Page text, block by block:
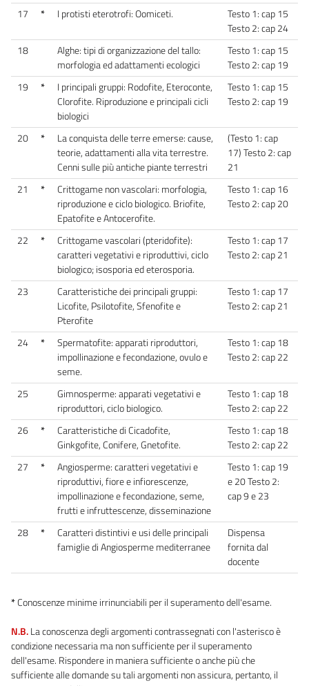
17
* I protisti eterotrofi: Oomiceti.
Testo 1: cap 15
Testo 2: cap 24
18
Alghe: tipi di organizzazione del tallo:
morfologia ed adattamenti ecologici
Testo 1: cap 15
Testo 2: cap 19
19
*
I principali gruppi: Rodofite, Eteroconte,
Clorofite. Riproduzione e principali cicli
biologici
Testo 1: cap 15
Testo 2: cap 19
20 *
La conquista delle terre emerse: cause,
teorie, adattamenti alla vita terrestre.
Cenni sulle più antiche piante terrestri
(Testo 1: cap
17) Testo 2: cap
21
21
*
Crittogame non vascolari: morfologia,
riproduzione e ciclo biologico. Briofite,
Epatofite e Antocerofite.
Testo 1: cap 16
Testo 2: cap 20
22 *
Crittogame vascolari (pteridofite):
caratteri vegetativi e riproduttivi, ciclo
biologico; isosporia ed eterosporia.
Testo 1: cap 17
Testo 2: cap 21
23
Caratteristiche dei principali gruppi:
Licofite, Psilotofite, Sfenofite e
Pterofite
Testo 1: cap 17
Testo 2: cap 21
24 *
Spermatofite: apparati riproduttori,
impollinazione e fecondazione, ovulo e
seme.
Testo 1: cap 18
Testo 2: cap 22
25
Gimnosperme: apparati vegetativi e
riproduttori, ciclo biologico.
Testo 1: cap 18
Testo 2: cap 22
26
*
Caratteristiche di Cicadofite,
Ginkgofite, Conifere, Gnetofite.
Testo 1: cap 18
Testo 2: cap 22
27
*
Angiosperme: caratteri vegetativi e
riproduttivi, fiore e infiorescenze,
impollinazione e fecondazione, seme,
frutti e infruttescenze, disseminazione
Testo 1: cap 19
e 20 Testo 2:
cap 9 e 23
28 *
Caratteri distintivi e usi delle principali
famiglie di Angiosperme mediterranee
Dispensa
fornita dal
docente
*Conoscenze minime irrinunciabili per il superamento dell'esame.
N.B.La conoscenza degli argomenti contrassegnati con l'asterisco è
condizione necessaria ma non sufficiente per il superamento
dell'esame. Rispondere in maniera sufficiente o anche più che
sufficiente alle domande su tali argomenti non assicura, pertanto, il